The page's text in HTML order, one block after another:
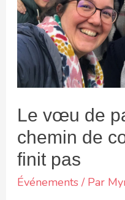
Le vœu de
chemin de
finit pas
Événements/ Par
de
conversion
qui
ne
finit
pas